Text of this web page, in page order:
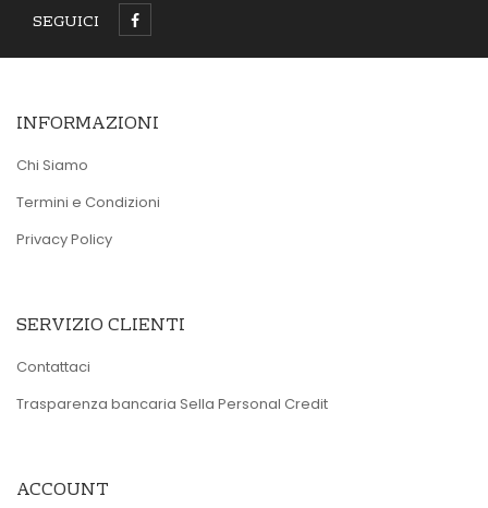
SEGUICI
INFORMAZIONI
Chi Siamo
Termini e Condizioni
Privacy Policy
SERVIZIO CLIENTI
Contattaci
Trasparenza bancaria Sella Personal Credit
ACCOUNT